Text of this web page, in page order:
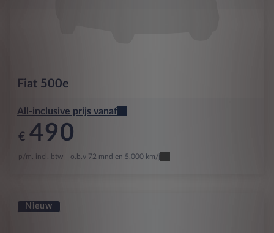
Fiat 500e
All-inclusive prijs vanaf
€ 490
p/m. incl. btw o.b.v 72 mnd en 5,000 km/j
Nieuw